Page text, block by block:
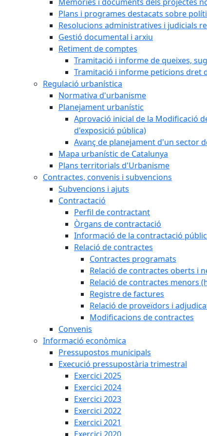
Plans i programes destacats sobre
Resolucions administratives i judicials
Gestió documental i arxiu
Retiment de comptes
Tramitació i informe de queixes,
Tramitació i informe peticions dret
Regulació urbanística
Normativa d'urbanisme
Planejament urbanístic
Aprovació inicial de la Modificació
d'exposició pública)
Avanç de planejament d'un sector
Mapa urbanístic de Catalunya
Plans territorials d'Urbanisme
Contractes, convenis i subvencions
Subvencions i ajuts
Contractació
Perfil de contractant
Òrgans de contractació
Informació de la contractació
Relació de contractes
Contractes programats
Relació de contractes oberts i
Relació de contractes menors
Registre de factures
Relació de proveïdors i
Modificacions de contractes
Convenis
Informació econòmica
Pressupostos municipals
Execució pressupostària trimestral
Exercici 2025
Exercici 2024
Exercici 2023
Exercici 2022
Exercici 2021